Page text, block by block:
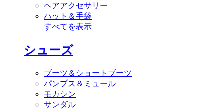
ヘアアクセサリー
ハット＆手袋
すべてを表示
シューズ
ブーツ＆ショートブーツ
パンプス＆ミュール
モカシン
サンダル